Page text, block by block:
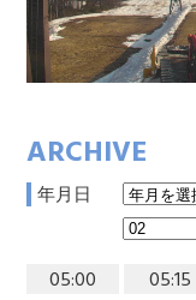
ARCHIVE
年月日
05:00 05:15